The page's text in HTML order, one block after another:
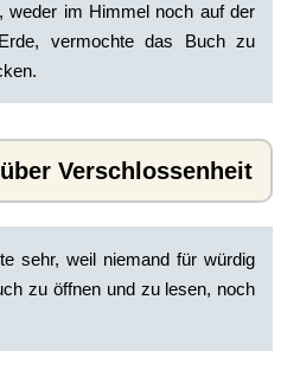
weder im Himmel noch auf der
vermochte das Buch zu
Verschlossenheit
sehr, weil niemand für würdig
zu öffnen und zu lesen, noch